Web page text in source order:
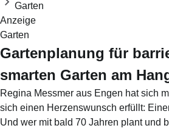
Garten
Anzeige
Garten
Gartenplanung für
smarten Garten am
Regina Messmer aus Engen hat sich
sich einen Herzenswunsch erfüllt:
Und wer mit bald 70 Jahren plant und